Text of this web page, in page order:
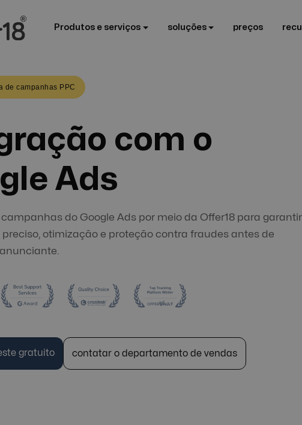
Produtos e serviços soluções preços
de campanhas PPC
com o
Ads
do Google Ads por meio da Offer18 para garantir
otimização e proteção contra fraudes antes de
gratuito contatar o departamento de vendas